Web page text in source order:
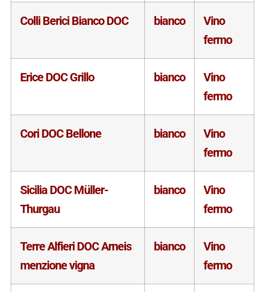
Colli Berici Bianco DOC bianco
Vino
fermo
Erice DOC Grillo bianco
Vino
fermo
Cori DOC Bellone bianco
Vino
fermo
Sicilia DOC Müller-
Thurgau
bianco
Vino
fermo
Terre Alfieri DOC Arneis
menzione vigna
bianco
Vino
fermo